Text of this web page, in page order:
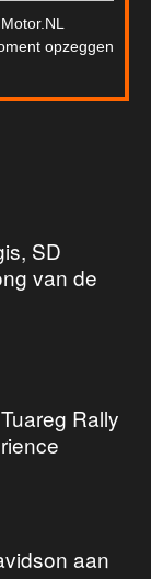
opzeggen
SD
van de
Rally
aan